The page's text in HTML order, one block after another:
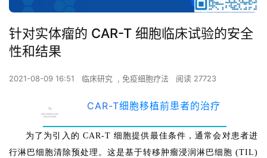
针对实体瘤的 CAR-T 细胞临床试验的安全
性和结果
2021-08-09 16:51 临床研究 , 免疫细胞疗法 阅读 27723
1
CAR-T细胞移植前患者的治疗
为了为引入的 CAR-T 细胞提供最佳条件，通常会对患者进
行淋巴细胞清除预处理。这是基于转移肿瘤浸润淋巴细胞 (TIL)